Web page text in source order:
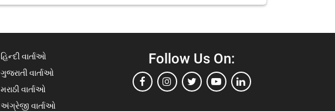
હિન્દી વાર્તાઓ
ગુજરાતી વાર્તાઓ
મરાઠી વાર્તાઓ
અંગ્રેજી વાર્તાઓ
Follow Us On: